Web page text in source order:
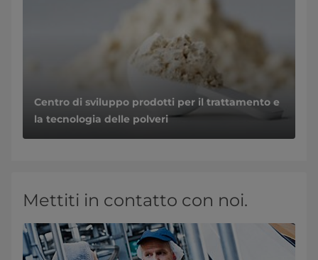
Centro di sviluppo prodotti per il trattamento e
la tecnologia delle polveri
Mettiti in contatto con noi.